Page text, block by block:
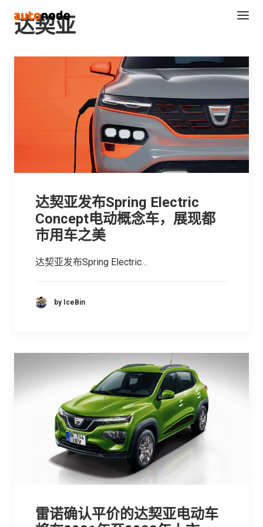
Search
达契亚
达契亚发布Spring Electric
Concept电动概念车，展现都
市用车之美
达契亚发布Spring Electric…
by IceBin
雷诺确认平价的达契亚电动车